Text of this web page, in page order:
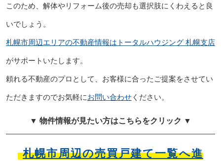
このため、解体やリフォーム後の売却も選択肢にくわえると良
いでしょう。
札幌市周辺エリアの不動産情報はトータルハウジング 札幌支店
がサポートいたします。
頼れる不動産のプロとして、お客様に合ったご提案をさせてい
ただきますのでお気軽にお問い合わせください。
▼ 物件情報が見たい方はこちらをクリック ▼
札幌市周辺の売買戸建て一覧へ進